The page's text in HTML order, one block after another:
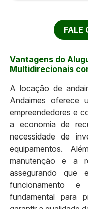
FALE
Vantagens do
Multidirecionais
A locação de
Andaimes oferece
empreendedores e
a economia de
necessidade de
equipamentos.
manutenção e a
assegurando que
funcionamento
fundamental para